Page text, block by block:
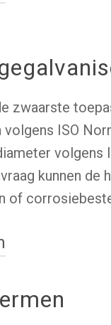
zwaarste
volgens ISO
volgens
kunnen
of